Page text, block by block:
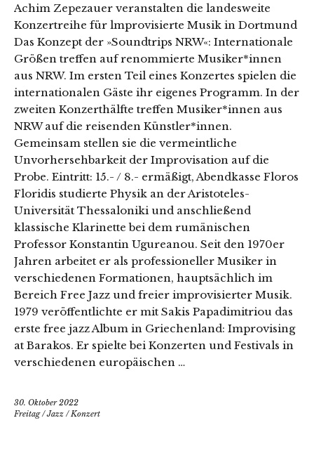
Achim Zepezauer veranstalten die landesweite
Konzertreihe für lmprovisierte Musik in Dortmund
Das Konzept der »Soundtrips NRW«: Internationale
Größen treffen auf renommierte Musiker*innen
aus NRW. Im ersten Teil eines Konzertes spielen die
internationalen Gäste ihr eigenes Programm. In der
zweiten Konzerthälfte treffen Musiker*innen aus
NRW auf die reisenden Künstler*innen.
Gemeinsam stellen sie die vermeintliche
Unvorhersehbarkeit der Improvisation auf die
Probe. Eintritt: 15.- / 8.- ermäßigt, Abendkasse Floros
Floridis studierte Physik an der Aristoteles-
Universität Thessaloniki und anschließend
klassische Klarinette bei dem rumänischen
Professor Konstantin Ugureanou. Seit den 1970er
Jahren arbeitet er als professioneller Musiker in
verschiedenen Formationen, hauptsächlich im
Bereich Free Jazz und freier improvisierter Musik.
1979 veröffentlichte er mit Sakis Papadimitriou das
erste free jazz Album in Griechenland: Improvising
at Barakos. Er spielte bei Konzerten und Festivals in
verschiedenen europäischen …
30. Oktober 2022
Freitag/Jazz /Konzert